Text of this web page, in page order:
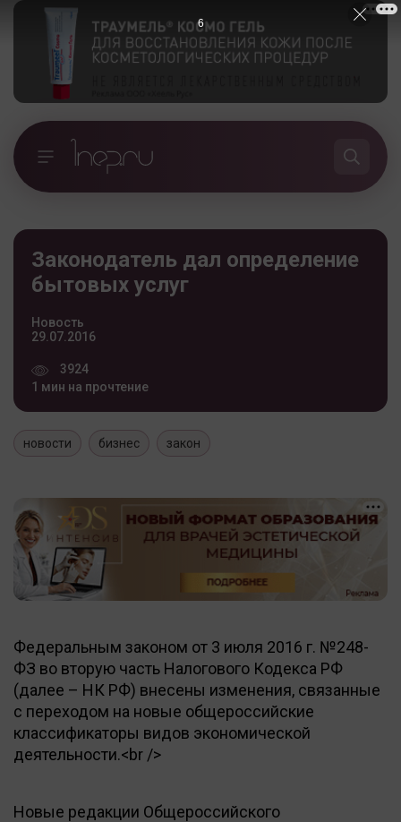
Законодатель дал определение
бытовых услуг
Новость
29.07.2016
3924
1 мин на прочтение
новости бизнес закон
Федеральным законом от 3 июля 2016 г. №248-
ФЗ во вторую часть Налогового Кодекса РФ
(далее – НК РФ) внесены изменения, связанные
с переходом на новые общероссийские
классификаторы видов экономической
деятельности.<br />
Новые редакции Общероссийского
5